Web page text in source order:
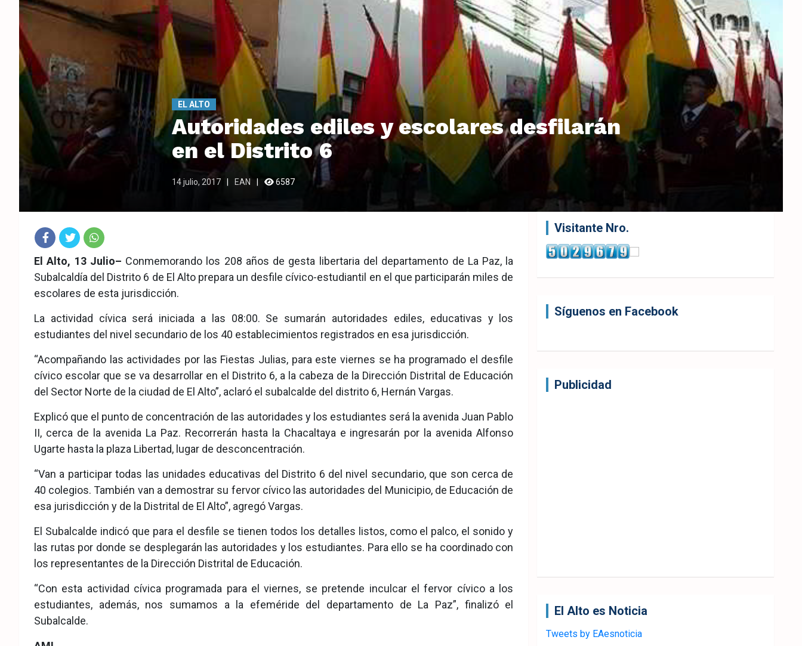
EL ALTO
Autoridades ediles y escolares desfilarán
en el Distrito 6
14 julio, 2017 EAN 6587
Fac
eb
ook
Twit
ter
Wha
tsA
pp
El Alto, 13 Julio– Conmemorando los 208 años de gesta libertaria del departamento de La Paz, la
Subalcaldía del Distrito 6 de El Alto prepara un desfile cívico-estudiantil en el que participarán miles de
escolares de esta jurisdicción.
La actividad cívica será iniciada a las 08:00. Se sumarán autoridades ediles, educativas y los
estudiantes del nivel secundario de los 40 establecimientos registrados en esa jurisdicción.
“Acompañando las actividades por las Fiestas Julias, para este viernes se ha programado el desfile
cívico escolar que se va desarrollar en el Distrito 6, a la cabeza de la Dirección Distrital de Educación
del Sector Norte de la ciudad de El Alto”, aclaró el subalcalde del distrito 6, Hernán Vargas.
Explicó que el punto de concentración de las autoridades y los estudiantes será la avenida Juan Pablo
II, cerca de la avenida La Paz. Recorrerán hasta la Chacaltaya e ingresarán por la avenida Alfonso
Ugarte hasta la plaza Libertad, lugar de desconcentración.
“Van a participar todas las unidades educativas del Distrito 6 del nivel secundario, que son cerca de
40 colegios. También van a demostrar su fervor cívico las autoridades del Municipio, de Educación de
esa jurisdicción y de la Distrital de El Alto”, agregó Vargas.
El Subalcalde indicó que para el desfile se tienen todos los detalles listos, como el palco, el sonido y
las rutas por donde se desplegarán las autoridades y los estudiantes. Para ello se ha coordinado con
los representantes de la Dirección Distrital de Educación.
“Con esta actividad cívica programada para el viernes, se pretende inculcar el fervor cívico a los
estudiantes, además, nos sumamos a la efeméride del departamento de La Paz”, finalizó el
Subalcalde.
Visitante Nro.
Síguenos en Facebook
Publicidad
El Alto es Noticia
Tweets by EAesnoticia